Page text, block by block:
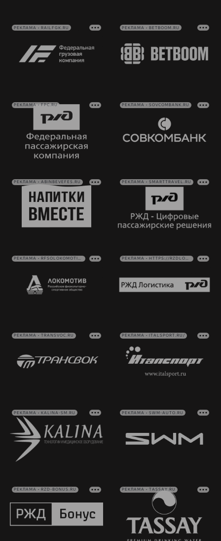
РЕКЛАМА • RAILFGK.RU РЕКЛАМА • BETBOOM.RU
РЕКЛАМА • FPC.RU РЕКЛАМА • SOVCOMBANK.RU
РЕКЛАМА • ABINBEVEFES.RU РЕКЛАМА • SMARTTRAVEL.RU
РЕКЛАМА • RFSOLOKOMOTIV.RU РЕКЛАМА • HTTPS://RZDLOG.RU/
РЕКЛАМА • TRANSVOC.RU РЕКЛАМА • ITALSPORT.RU/
РЕКЛАМА • KALINA-SM.RU РЕКЛАМА • SWM-AUTO.RU
РЕКЛАМА • RZD-BONUS.RU РЕКЛАМА • TASSAY.RU